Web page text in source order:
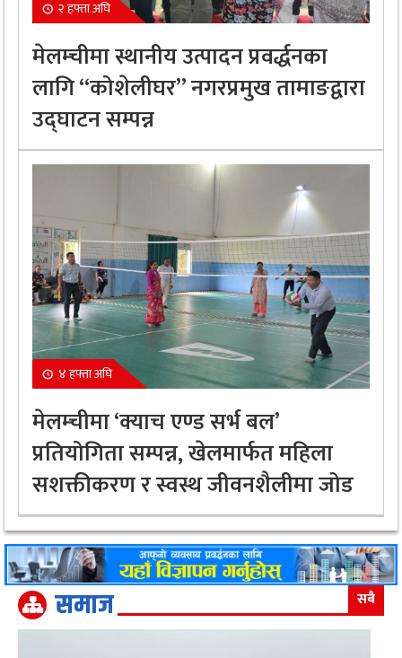
२ हफ्ता अघि
मेलम्चीमा स्थानीय उत्पादन प्रवर्द्धनका
लागि “कोशेलीघर” नगरप्रमुख तामाङद्वारा
उद्घाटन सम्पन्न
४ हफ्ता अघि
मेलम्चीमा ‘क्याच एण्ड सर्भ बल’
प्रतियोगिता सम्पन्न, खेलमार्फत महिला
सशक्तीकरण र स्वस्थ जीवनशैलीमा जोड
समाज सबै